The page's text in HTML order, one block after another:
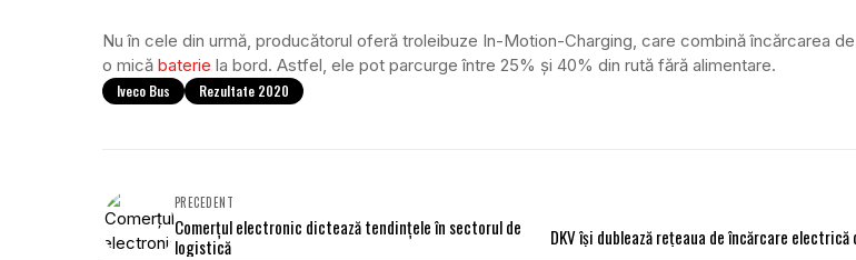
Nu în cele din urmă, producătorul oferă troleibuze In-Motion-Charging, care combină încărcarea de
o mică baterie la bord. Astfel, ele pot parcurge între 25% și 40% din rută fără alimentare.
Iveco Bus Rezultate 2020
PRECEDENT
Comerțul electronic dictează tendințele în sectorul de
logistică
DKV își dublează rețeaua de încărcare electrică